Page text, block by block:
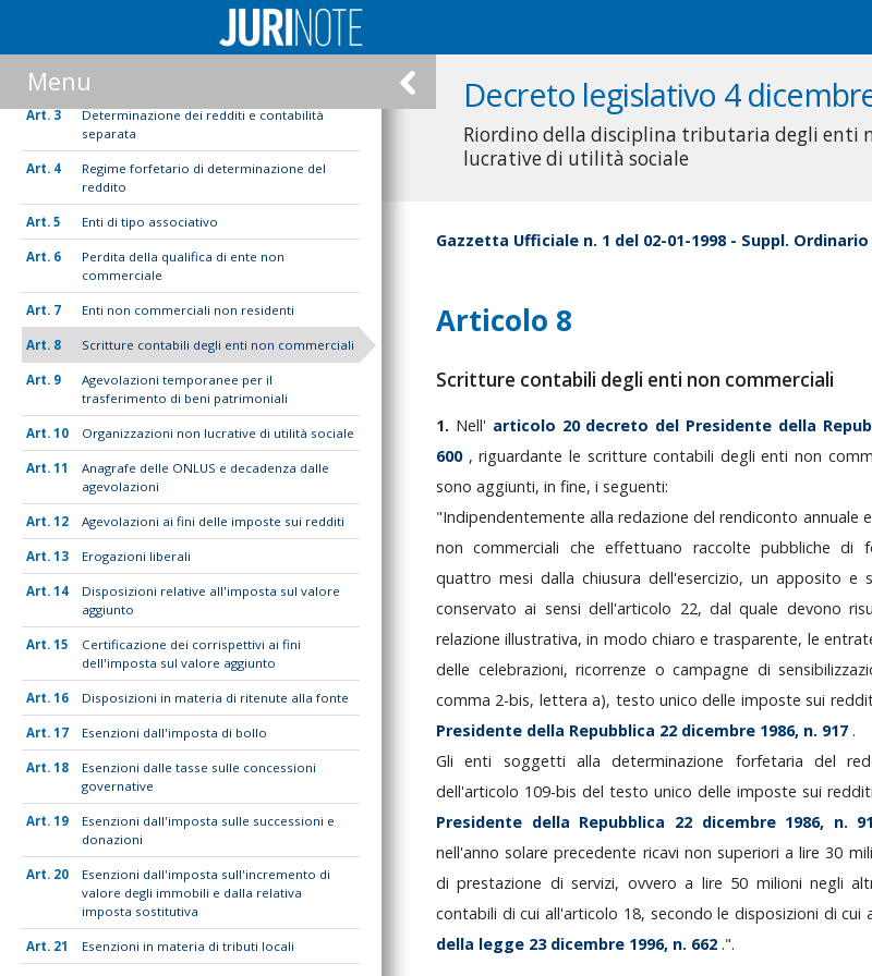
Decreto legislativo 4
Riordino della disciplina tributaria degli enti
lucrative di utilità sociale
Menu
esclusivo o principale di attività
Occasionali raccolte pubbliche di fondi e
di attività
3
Determinazione dei redditi e contabilità
separata
4
Regime forfetario di determinazione del
reddito
5 Enti di tipo associativo
6
Perdita della qualifica di ente non
commerciale
7 Enti non commerciali non residenti
8 Scritture contabili degli enti non commerciali
9
Agevolazioni temporanee per il
trasferimento di beni patrimoniali
10 Organizzazioni non lucrative di utilità sociale
11
Anagrafe delle ONLUS e decadenza dalle
agevolazioni
12 Agevolazioni ai fini delle imposte sui redditi
13 Erogazioni liberali
14
Disposizioni relative all'imposta sul valore
aggiunto
15
Certificazione dei corrispettivi ai fini
dell'imposta sul valore aggiunto
16 Disposizioni in materia di ritenute alla fonte
17 Esenzioni dall'imposta di bollo
18
Esenzioni dalle tasse sulle concessioni
governative
19
Esenzioni dall'imposta sulle successioni e
donazioni
20
Esenzioni dall'imposta sull'incremento di
valore degli immobili e dalla relativa
imposta sostitutiva
21 Esenzioni in materia di tributi locali
Gazzetta Ufficiale n. 1 del 02-01-1998 - Suppl. Ordinario
Articolo 8
Scritture contabili degli enti non commerciali
1. Nell' articolo 20 decreto del Presidente della
600 ,riguardante le scritturecontabili deglienti non
sono aggiunti, in fine, i seguenti:
"Indipendentementeallaredazionedelrendiconto annuale
noncommerciali cheeffettuano raccoltepubblichedi
quattro mesi dalla chiusura dell'esercizio, un apposito e
conservatoai sensidell'articolo 22, dalquale devono
relazioneillustrativa,in modo chiaroetrasparente, le
delle celebrazioni,ricorrenze ocampagne di
comma 2-bis, letteraa), testo unicodelle impostesui
Presidente della Repubblica 22 dicembre 1986, n. 917 .
Glienti soggettialladeterminazione forfetariadel
dell'articolo 109-bis del testo unico delle imposte sui
Presidente della Repubblica 22 dicembre 1986, n.
nell'annosolareprecedente ricavi non superiorialire30
diprestazione diservizi, ovveroa lire 50 milioni negli
contabili dicuiall'articolo 18, secondoledisposizioni dicui
della legge 23 dicembre 1996, n. 662 .".